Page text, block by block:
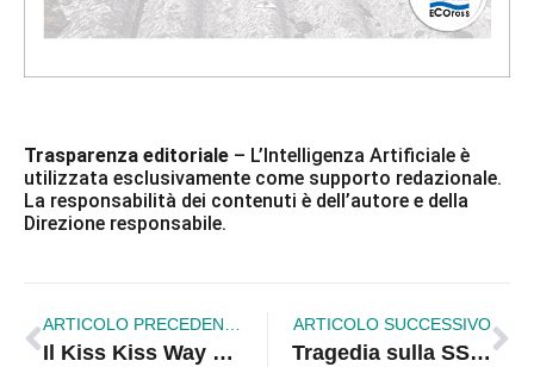
Trasparenza editoriale – L’Intelligenza Artificiale è
utilizzata esclusivamente come supporto redazionale.
La responsabilità dei contenuti è dell’autore e della
Direzione responsabile.
Il Kiss Kiss Way accende Schiavonea: oltre 10mila in festa sul lungomare |VIDEO
ARTICOLO SUCCESSIVO
Tragedia sulla SS 106: Decima vittima del 2025. L’Associazione “basta vittime sulla SS 106” lancia un grido d’allarme